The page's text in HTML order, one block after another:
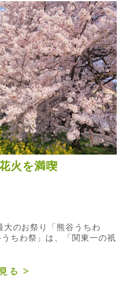
火を満喫
のお祭り「熊谷うちわ
ちわ祭」は、「関東一の祇
る